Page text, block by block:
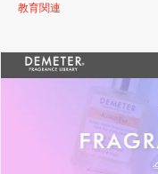
教育関連